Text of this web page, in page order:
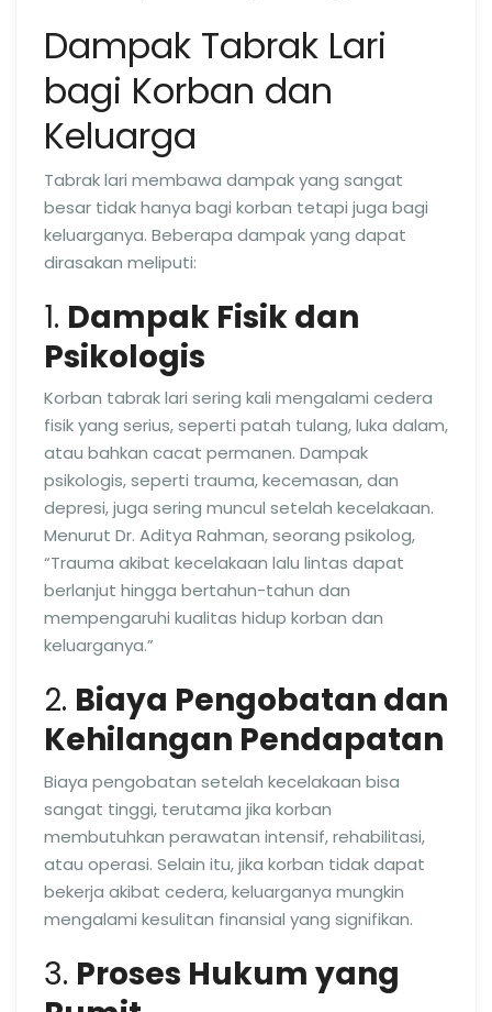
Dampak Tabrak Lari
bagi Korban dan
Keluarga
Tabrak lari membawa dampak yang sangat
besar tidak hanya bagi korban tetapi juga bagi
keluarganya. Beberapa dampak yang dapat
dirasakan meliputi:
1. Dampak Fisik dan
Psikologis
Korban tabrak lari sering kali mengalami cedera
fisik yang serius, seperti patah tulang, luka dalam,
atau bahkan cacat permanen. Dampak
psikologis, seperti trauma, kecemasan, dan
depresi, juga sering muncul setelah kecelakaan.
Menurut Dr. Aditya Rahman, seorang psikolog,
“Trauma akibat kecelakaan lalu lintas dapat
berlanjut hingga bertahun-tahun dan
mempengaruhi kualitas hidup korban dan
keluarganya.”
2. Biaya Pengobatan dan
Kehilangan Pendapatan
Biaya pengobatan setelah kecelakaan bisa
sangat tinggi, terutama jika korban
membutuhkan perawatan intensif, rehabilitasi,
atau operasi. Selain itu, jika korban tidak dapat
bekerja akibat cedera, keluarganya mungkin
mengalami kesulitan finansial yang signifikan.
3. Proses Hukum yang